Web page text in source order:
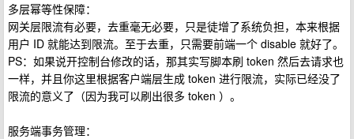
多层幂等性保障：
网关层限流有必要，去重毫无必要，只是徒增了系统负担，本来根据
用户 ID 就能达到限流。至于去重，只需要前端一个 disable 就好了。
PS：如果说开控制台修改的话，那其实写脚本刷 token 然后去请求也
一样，并且你这里根据客户端层生成 token 进行限流，实际已经没了
限流的意义了（因为我可以刷出很多 token ）。
服务端事务管理：